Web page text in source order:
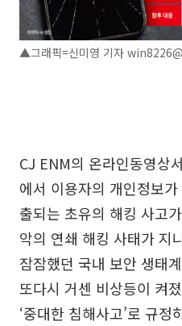
▲그래픽=신미영 기자 win8226@
CJ ENM의 온라인동영상
에서 이용자의 개인정보
출되는 초유의 해킹 사고
악의 연쇄 해킹 사태가 지
잠잠했던 국내 보안 생태
또다시 거센 비상등이 켜
‘중대한 침해사고’로 규